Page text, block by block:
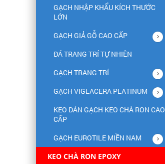
GẠCH NHẬP KHẨU KÍCH THƯỚC
LỚN
GẠCH GIẢ GỖ CAO CẤP
ĐÁ TRANG TRÍ TỰ NHIÊN
GẠCH TRANG TRÍ
GẠCH VIGLACERA PLATINUM
KEO DÁN GẠCH KEO CHÀ RON CAO
CẤP
GẠCH EUROTILE MIỀN NAM
KEO CHÀ RON EPOXY